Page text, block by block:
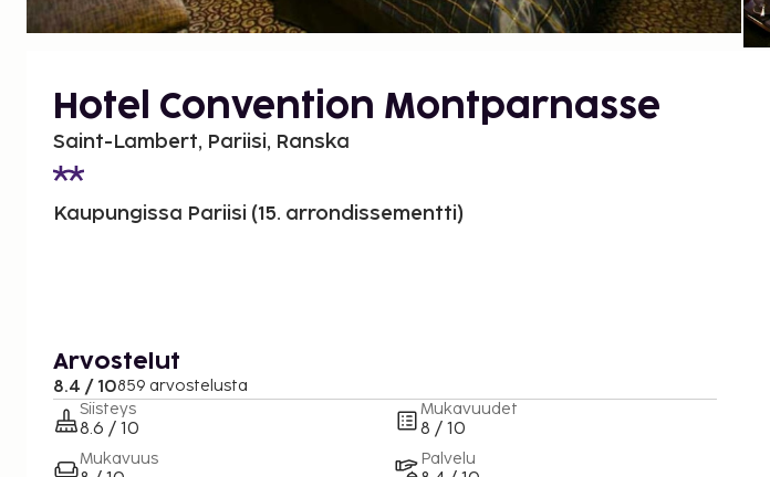
Hotel Convention Montparnasse
Saint-Lambert, Pariisi, Ranska
Kaupungissa Pariisi (15. arrondissementti)
Arvostelut
8.4 / 10859 arvostelusta
Siisteys
8.6 / 10
Mukavuus
Mukavuudet
8 / 10
Palvelu